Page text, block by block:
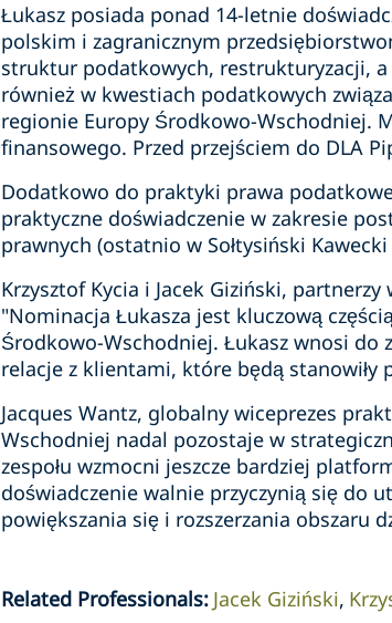
Łukasz posiada ponad 14-letnie
polskim i zagranicznym
struktur podatkowych, restrukturyzacji,
również w kwestiach podatkowych
regionie Europy Środkowo-Wschodniej.
finansowego. Przed przejściem do DLA
Dodatkowo do praktyki prawa
praktyczne doświadczenie w zakresie
prawnych (ostatnio w Sołtysiński
Krzysztof Kycia i Jacek Giziński,
"Nominacja Łukasza jest kluczową
Środkowo-Wschodniej. Łukasz wnosi do
relacje z klientami, które będą
Jacques Wantz, globalny wiceprezes
Wschodniej nadal pozostaje w
zespołu wzmocni jeszcze bardziej
doświadczenie walnie przyczynią się do
powiększania się i rozszerzania obszaru
Related Professionals: Jacek Giziński